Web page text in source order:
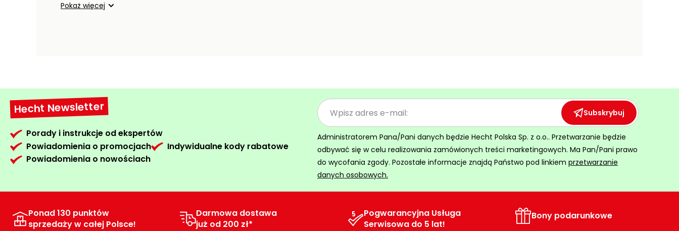
Pokaż więcej
Hecht Newsletter
Porady i instrukcje od ekspertów
Powiadomienia o promocjach
Indywidualne kody rabatowe
Powiadomienia o nowościach
Subskrybuj
Administratorem Pana/Pani danych będzie Hecht Polska Sp. z o.o.. Przetwarzanie będzie
odbywać się w celu realizowania zamówionych treści marketingowych. Ma Pan/Pani prawo
do wycofania zgody. Pozostałe informacje znajdą Państwo pod linkiem przetwarzanie
danych osobowych.
Ponad 130 punktów
sprzedaży w całej Polsce!
Darmowa dostawa
już od 200 zł*
Pogwarancyjna Usługa
Serwisowa do 5 lat!
Bony podarunkowe